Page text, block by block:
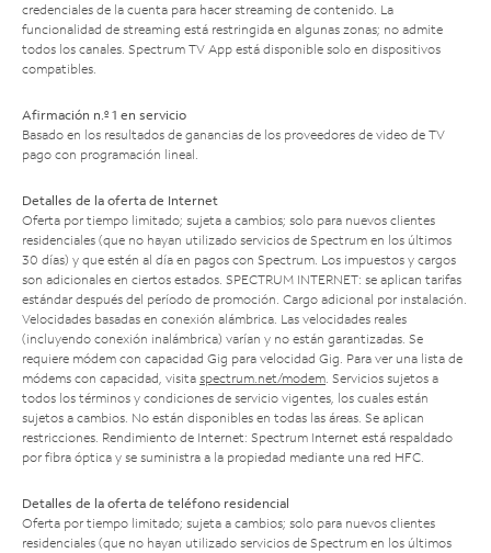
credenciales de la cuenta para hacer streaming de contenido. La
funcionalidad de streaming está restringida en algunas zonas; no admite
todos los canales. Spectrum TV App está disponible solo en dispositivos
compatibles.
Afirmación n.º 1 en servicio
Basado en los resultados de ganancias de los proveedores de video de TV
pago con programación lineal.
Detalles de la oferta de Internet
Oferta por tiempo limitado; sujeta a cambios; solo para nuevos clientes
residenciales (que no hayan utilizado servicios de Spectrum en los últimos
30 días) y que estén al día en pagos con Spectrum. Los impuestos y cargos
son adicionales en ciertos estados. SPECTRUM INTERNET: se aplican tarifas
estándar después del período de promoción. Cargo adicional por instalación.
Velocidades basadas en conexión alámbrica. Las velocidades reales
(incluyendo conexión inalámbrica) varían y no están garantizadas. Se
requiere módem con capacidad Gig para velocidad Gig. Para ver una lista de
módems con capacidad, visita spectrum.net/modem. Servicios sujetos a
todos los términos y condiciones de servicio vigentes, los cuales están
sujetos a cambios. No están disponibles en todas las áreas. Se aplican
restricciones. Rendimiento de Internet: Spectrum Internet está respaldado
por fibra óptica y se suministra a la propiedad mediante una red HFC.
Detalles de la oferta de teléfono residencial
Oferta por tiempo limitado; sujeta a cambios; solo para nuevos clientes
residenciales (que no hayan utilizado servicios de Spectrum en los últimos